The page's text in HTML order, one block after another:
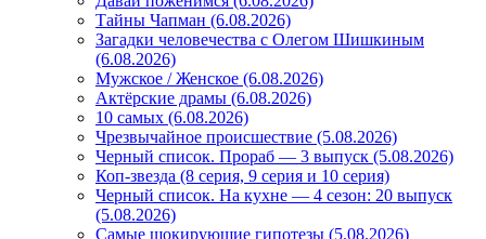
Тайны Чапман (6.08.2026)
Загадки человечества с Олегом Шишкиным
(6.08.2026)
Мужское / Женское (6.08.2026)
Актёрские драмы (6.08.2026)
10 самых (6.08.2026)
Чрезвычайное происшествие (5.08.2026)
Черный список. Прораб — 3 выпуск (5.08.2026)
Коп-звезда (8 серия, 9 серия и 10 серия)
Черный список. На кухне — 4 сезон: 20 выпуск
(5.08.2026)
Самые шокирующие гипотезы (5.08.2026)